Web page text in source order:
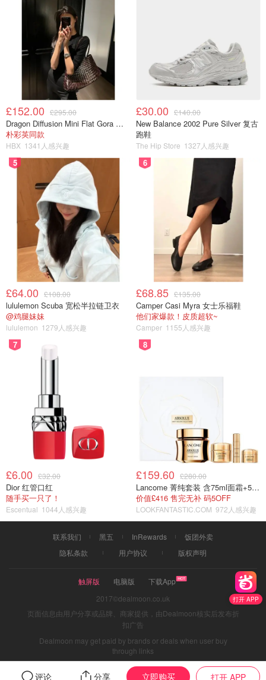
打开 APP
评论 分享 立即购买 打开 APP
£152.00 £295.00
Dragon Diffusion Mini Flat Gora 深棕色手提包
朴彩英同款
HBX 1341人感兴趣
£30.00 £140.00
New Balance 2002 Pure Silver 复古
跑鞋
The Hip Store 1327人感兴趣
5
£64.00 £108.00
lululemon Scuba 宽松半拉链卫衣
@鸡腿妹妹
lululemon 1279人感兴趣
6
£68.85 £135.00
Camper Casi Myra 女士乐福鞋
他们家爆款！皮质超软~
Camper 1155人感兴趣
7
£6.00 £32.00
Dior 红管口红
随手买一只了！
Escentual 1044人感兴趣
8
£159.60 £280.00
Lancome 菁纯套装 含75ml面霜+5ml精华+5ml眼霜
价值£416 售完无补 码5OFF
LOOKFANTASTIC.COM 972人感兴趣
联系我们 黑五 InRewards
饭团外卖
隐私条款
用户协议 版权声明
触屏版 电脑版
下载App
2017©dealmoon.co.uk
页面信息由用户分享或品牌、商家提供，由Dealmoon核实后发布折
扣广告
Dealmoon may get paid by brands or deals when user buy
through links